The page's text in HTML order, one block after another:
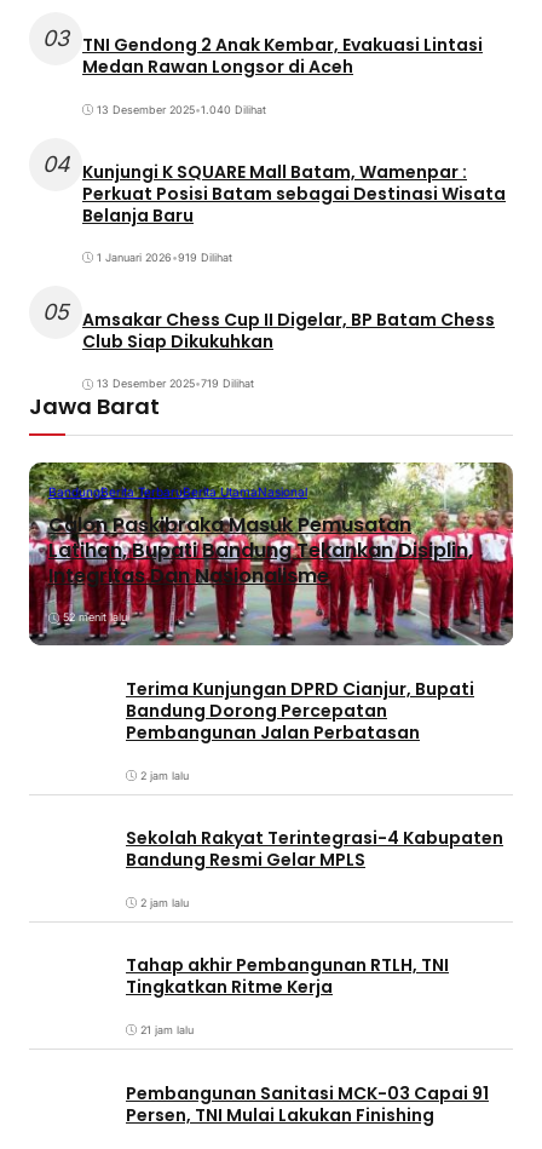
03 TNI Gendong 2 Anak Kembar, Evakuasi Lintasi
Medan Rawan Longsor di Aceh
13 Desember 2025•1.040 Dilihat
04 Kunjungi K SQUARE Mall Batam, Wamenpar :
Perkuat Posisi Batam sebagai Destinasi Wisata
Belanja Baru
1 Januari 2026•919 Dilihat
05 Amsakar Chess Cup II Digelar, BP Batam Chess
Club Siap Dikukuhkan
13 Desember 2025•719 Dilihat
Jawa Barat
BandungBerita TerbaruBerita UtamaNasional
Calon Paskibraka Masuk Pemusatan
Latihan, Bupati Bandung Tekankan Disiplin,
Integritas Dan Nasionalisme
52 menit lalu
Terima Kunjungan DPRD Cianjur, Bupati
Bandung Dorong Percepatan
Pembangunan Jalan Perbatasan
2 jam lalu
Sekolah Rakyat Terintegrasi-4 Kabupaten
Bandung Resmi Gelar MPLS
2 jam lalu
Tahap akhir Pembangunan RTLH, TNI
Tingkatkan Ritme Kerja
21 jam lalu
Pembangunan Sanitasi MCK-03 Capai 91
Persen, TNI Mulai Lakukan Finishing